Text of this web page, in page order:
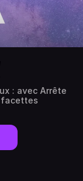
: avec Arrête
facettes